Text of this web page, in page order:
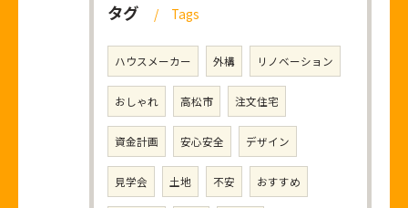
タグ Tags
ハウスメーカー 外構 リノベーション
おしゃれ 高松市 注文住宅
資金計画 安心安全 デザイン
見学会 土地 不安 おすすめ